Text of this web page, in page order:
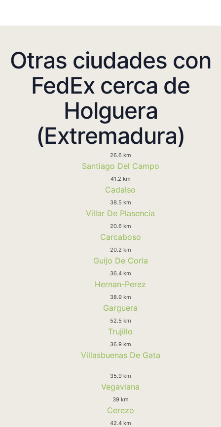
Otras ciudades con
FedEx cerca de
Holguera
(Extremadura)
26.6 km
Santiago Del Campo
41.2 km
Cadalso
38.5 km
Villar De Plasencia
20.6 km
Carcaboso
20.2 km
Guijo De Coria
36.4 km
Hernan-Perez
38.9 km
Garguera
52.5 km
Trujillo
36.9 km
Villasbuenas De Gata
35.9 km
Vegaviana
39 km
Cerezo
42.4 km